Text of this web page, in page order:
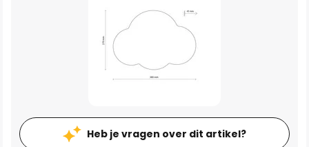
Heb je vragen over dit artikel?